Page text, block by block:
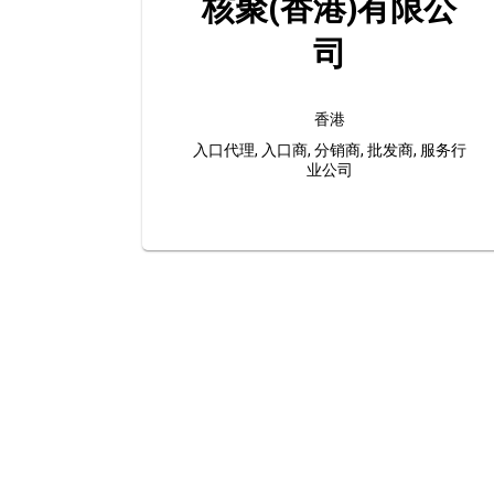
核聚(香港)有限公
司
香港
入口代理, 入口商, 分销商, 批发商, 服务行
业公司